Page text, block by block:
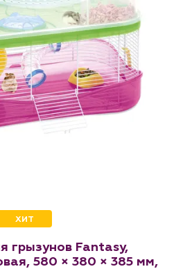
ХИТ
грызунов Fantasy,
580 × 380 × 385 мм,